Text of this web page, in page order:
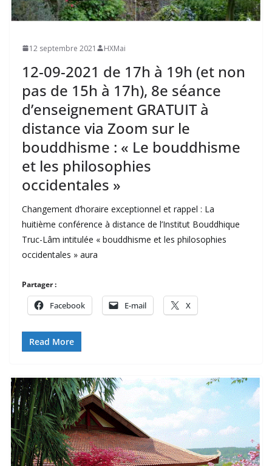
12 septembre 2021 HXMai
12-09-2021 de 17h à 19h (et non
pas de 15h à 17h), 8e séance
d’enseignement GRATUIT à
distance via Zoom sur le
bouddhisme : « Le bouddhisme
et les philosophies
occidentales »
Changement d’horaire exceptionnel et rappel : La
huitième conférence à distance de l’Institut Bouddhique
Truc-Lâm intitulée « bouddhisme et les philosophies
occidentales » aura
Partager :
Facebook E-mail X
Read More